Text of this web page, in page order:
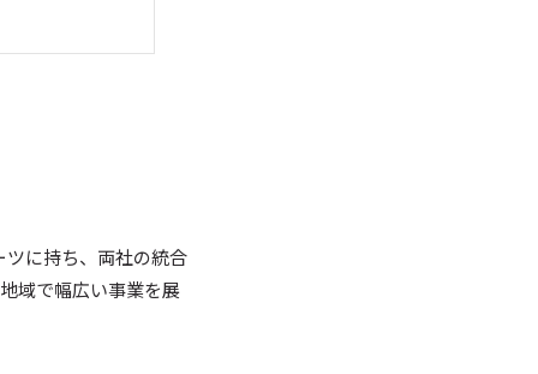
に持ち、両社の統合
域で幅広い事業を展